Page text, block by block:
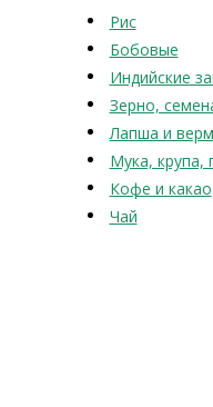
Рис
Бобовые
Индийские
Зерно,
Лапша и
Мука, крупа,
Кофе и какао
Чай